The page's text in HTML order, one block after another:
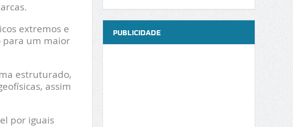
extremos e
um maior
estruturado,
assim
por iguais
PUBLICIDADE